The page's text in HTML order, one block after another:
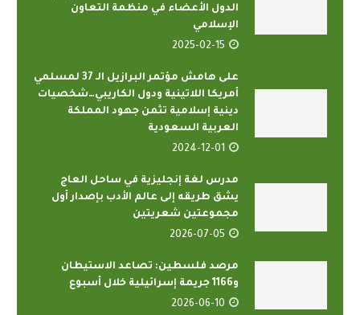
الدول الأعضاء في منظمة التعاون
الإسلامي
2025-02-15
على هامش مؤتمر البرازيل الـ 37 لمسلمي
أمريكا اللاتينية ودول الكاريبي…شخصيات
دينية إسلامية تثمن جهود المملكة
العربية السعودية
2024-12-01
مدرس لغة إنجليزية في ساحل العاج
يشق طريقه إلى عالم الأدب بإصدار أول
مجموعتين شعريتين
2026-07-05
مرصد فلسطين: تصاعد الاستيطان
و1166 جريمة إسرائيلية خلال أسبوع
2026-06-10